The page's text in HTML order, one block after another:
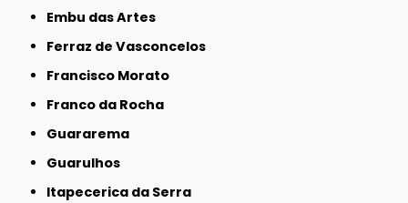
Embu das Artes
Ferraz de Vasconcelos
Francisco Morato
Franco da Rocha
Guararema
Guarulhos
Itapecerica da Serra